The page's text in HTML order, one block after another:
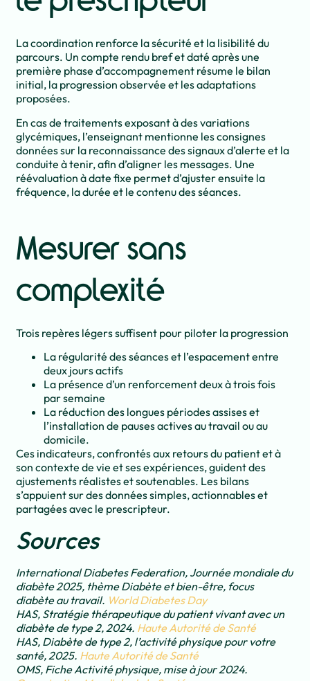
La coordination renforce la sécurité et la lisibilité du
parcours. Un compte rendu bref et daté après une
première phase d’accompagnement résume le bilan
initial, la progression observée et les adaptations
proposées.
En cas de traitements exposant à des variations
glycémiques, l’enseignant mentionne les consignes
données sur la reconnaissance des signaux d’alerte et la
conduite à tenir, afin d’aligner les messages. Une
réévaluation à date fixe permet d’ajuster ensuite la
fréquence, la durée et le contenu des séances.
Mesurer sans
complexité
Trois repères légers suffisent pour piloter la progression
La régularité des séances et l’espacement entre
deux jours actifs
La présence d’un renforcement deux à trois fois
par semaine
La réduction des longues périodes assises et
l’installation de pauses actives au travail ou au
domicile.
Ces indicateurs, confrontés aux retours du patient et à
son contexte de vie et ses expériences, guident des
ajustements réalistes et soutenables. Les bilans
s’appuient sur des données simples, actionnables et
partagées avec le prescripteur.
Sources
International Diabetes Federation, Journée mondiale du
diabète 2025, thème Diabète et bien-être, focus
diabète au travail. World Diabetes Day
HAS, Stratégie thérapeutique du patient vivant avec un
diabète de type 2, 2024. Haute Autorité de Santé
HAS, Diabète de type 2, l’activité physique pour votre
santé, 2025. Haute Autorité de Santé
OMS, Fiche Activité physique, mise à jour 2024.